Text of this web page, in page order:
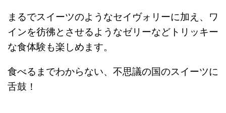
まるでスイーツのようなセイヴォリーに加え、ワ
インを彷彿とさせるようなゼリーなどトリッキー
な食体験も楽しめます。
食べるまでわからない、不思議の国のスイーツに
舌鼓！